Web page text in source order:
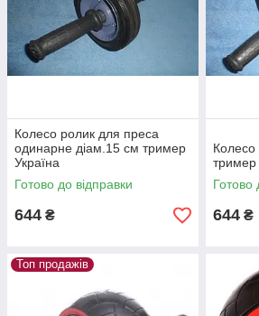
Колесо ролик для преса
одинарне діам.15 см тример
Україна
Готово до відправки
644 ₴
тример
Готово
644 ₴
Топ продажів